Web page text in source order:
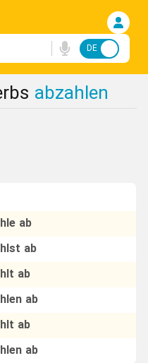
FA
DE
abzahlen
ab
ab
ab
ab
ab
ab